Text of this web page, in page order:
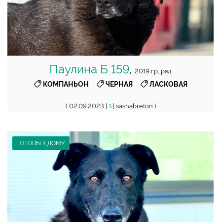
Паулина Б 159, 2019 г.р, ряд
КОМПАНЬОН
ЧЕРНАЯ, ЛАСКОВАЯ
( 02.09.2023 | 3| sashabreton )
ГОТОВЫ К ДОМУ